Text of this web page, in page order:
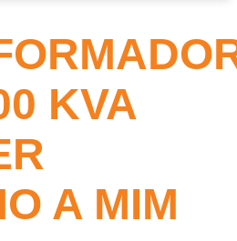
KVA
A MIM